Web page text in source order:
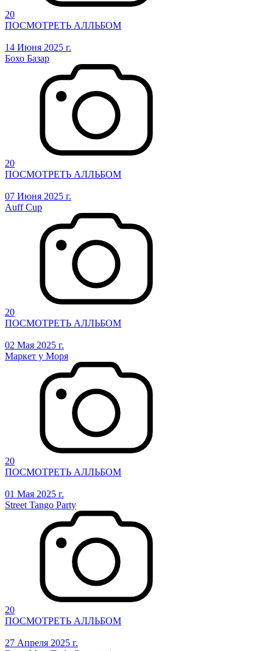
20
ПОСМОТРЕТЬ АЛЛЬБОМ
14 Июня 2025 г.
Бохо Базар
20
ПОСМОТРЕТЬ АЛЛЬБОМ
07 Июня 2025 г.
Auff Cup
20
ПОСМОТРЕТЬ АЛЛЬБОМ
02 Мая 2025 г.
Маркет у Моря
20
ПОСМОТРЕТЬ АЛЛЬБОМ
01 Мая 2025 г.
Street Tango Party
20
ПОСМОТРЕТЬ АЛЛЬБОМ
27 Апреля 2025 г.